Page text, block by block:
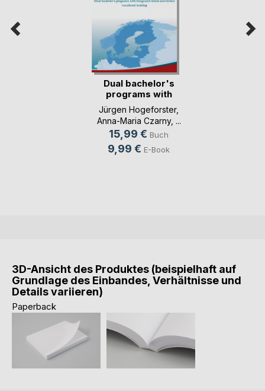
Dual bachelor's
programs with
inte(...)
Jürgen Hogeforster,
Anna-Maria Czarny, ...
15,99 € Buch
9,99 € E-Book
3D-Ansicht des Produktes (beispielhaft auf
Grundlage des Einbandes, Verhältnisse und
Details variieren)
Paperback